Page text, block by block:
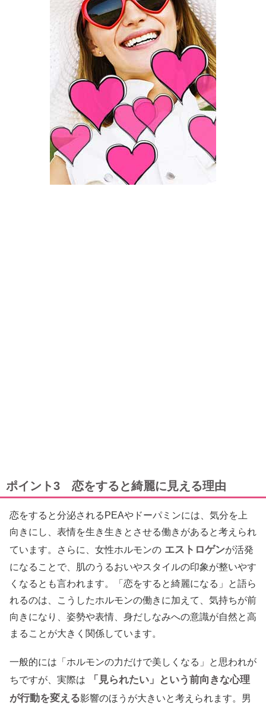
ポイント3 恋をすると綺麗に見える理由
恋をすると分泌されるPEAやドーパミンには、気分を上
向きにし、表情を生き生きとさせる働きがあると考えられ
ています。さらに、女性ホルモンの エストロゲンが活発
になることで、肌のうるおいやスタイルの印象が整いやす
くなるとも言われます。「恋をすると綺麗になる」と語ら
れるのは、こうしたホルモンの働きに加えて、気持ちが前
向きになり、姿勢や表情、身だしなみへの意識が自然と高
まることが大きく関係しています。
一般的には「ホルモンの力だけで美しくなる」と思われが
ちですが、実際は
「見られたい」という前向きな心理
が行動を変える影響のほうが大きいと考えられます。男